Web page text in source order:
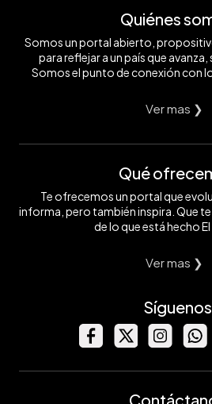
Quiénes
Somos un portal abierto,
para reflejar a un país que avanza,
Somos el punto de conexión con
Ver mas ❯
Qué
Te ofrecemos un portal que
informa, pero también inspira. Que
de lo que está hecho
Ver mas ❯
Síguenos